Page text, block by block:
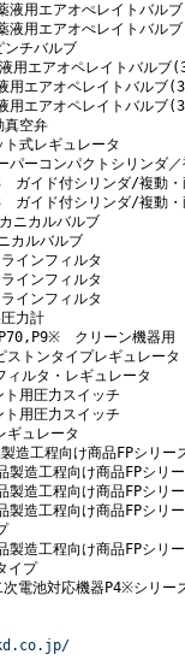
液用エアオぺレイトバル
用エアオぺレイトバル
チバルブ
用エアオペレイトバル
用エアオペレイトバルブ
用エアオペレイトバルブ
空弁
式レギュレータ
ーコンパクトシリンダ／
イド付シリンダ/複動・
イド付シリンダ/複動・
ニカルバルブ
カルバルブ
インフィルタ
インフィルタ
インフィルタ
力計
　クリーン機器用
トンタイプレギュレータ
ルタ・レギュレータ
用圧力スイッチ
用圧力スイッチ
ュレータ
工程向け商品FPシリー
造工程向け商品FPシリ
造工程向け商品FPシリ
造工程向け商品FPシリ
造工程向け商品FPシリ
プ
電池対応機器P4※シリー